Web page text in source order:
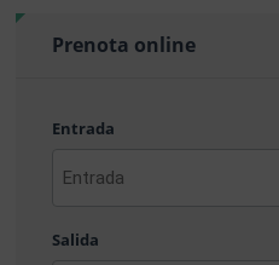
Prenota online
Entrada
AAAA
MM
Salida